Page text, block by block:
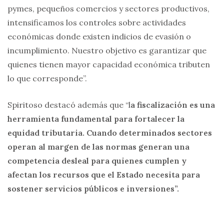
pymes, pequeños comercios y sectores productivos,
intensificamos los controles sobre actividades
económicas donde existen indicios de evasión o
incumplimiento. Nuestro objetivo es garantizar que
quienes tienen mayor capacidad económica tributen
lo que corresponde”.
Spiritoso destacó además que “la fiscalización es una
herramienta fundamental para fortalecer la
equidad tributaria. Cuando determinados sectores
operan al margen de las normas generan una
competencia desleal para quienes cumplen y
afectan los recursos que el Estado necesita para
sostener servicios públicos e inversiones”.